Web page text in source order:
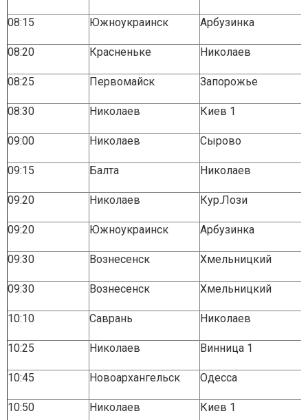
08:15 Южноукраинск Арбузинка
08:20 Красненьке Николаев
08:25 Первомайск Запорожье
08:30 Николаев Киев 1
09:00 Николаев Сырово
09:15 Балта Николаев
09:20 Николаев Кур.Лози
09:20 Южноукраинск Арбузинка
09:30 Вознесенск Хмельницкий
09:30 Вознесенск Хмельницкий
10:10 Саврань Николаев
10:25 Николаев Винница 1
10:45 Новоархангельск Одесса
10:50 Николаев Киев 1